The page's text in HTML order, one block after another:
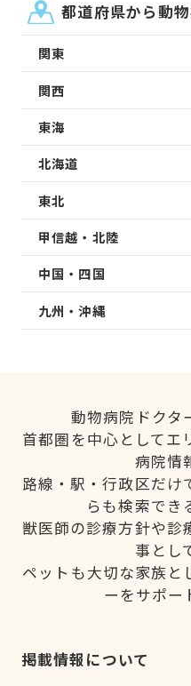
都道府県から動
関東
関西
東海
北海道
東北
甲信越・北陸
中国・四国
九州・沖縄
動物病院ドクタ
首都圏を中心としてエ
病院情
路線・駅・行政区だけ
らも検索でき
獣医師の診療方針や診
事とし
ペットも大切な家族と
ーをサポー
掲載情報について